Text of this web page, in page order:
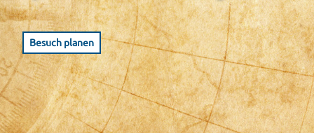
Besuch planen